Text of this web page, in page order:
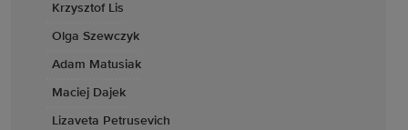
Krzysztof Lis
Olga Szewczyk
Adam Matusiak
Maciej Dajek
Lizaveta Petrusevich